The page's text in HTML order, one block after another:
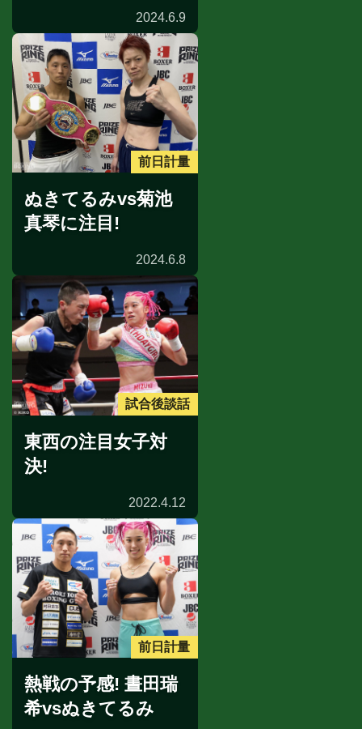
2024.6.9
前日計量
ぬきてるみvs菊池
真琴に注目!
2024.6.8
試合後談話
東西の注目女子対
決!
2022.4.12
前日計量
熱戦の予感! 晝田瑞
希vsぬきてるみ